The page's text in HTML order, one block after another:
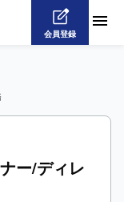
会員登録
ー/ディレ